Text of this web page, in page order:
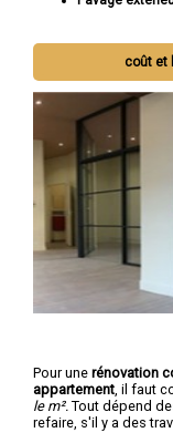
coût et
Pour une rénovation
appartement , il faut
le m². Tout dépend
refaire, s'il y a des